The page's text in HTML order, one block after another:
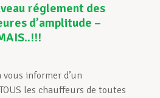
réglement des
d’amplitude –
vous informer d’un
les chauffeurs de toutes